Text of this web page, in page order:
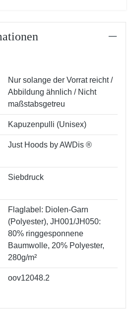
Nur solange der Vorrat reicht /
Abbildung ähnlich / Nicht
maßstabsgetreu
Kapuzenpulli (Unisex)
Just Hoods by AWDis ®
Siebdruck
Flaglabel: Diolen-Garn
(Polyester), JH001/JH050:
80% ringgesponnene
Baumwolle, 20% Polyester,
280g/m²
oov12048.2